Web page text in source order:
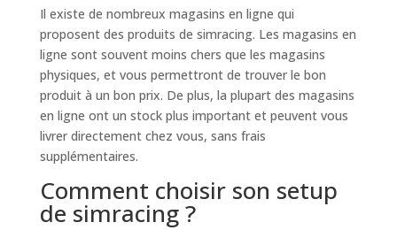
Il existe de nombreux magasins en ligne qui
proposent des produits de simracing. Les magasins en
ligne sont souvent moins chers que les magasins
physiques, et vous permettront de trouver le bon
produit à un bon prix. De plus, la plupart des magasins
en ligne ont un stock plus important et peuvent vous
livrer directement chez vous, sans frais
supplémentaires.
Comment choisir son setup
de simracing ?